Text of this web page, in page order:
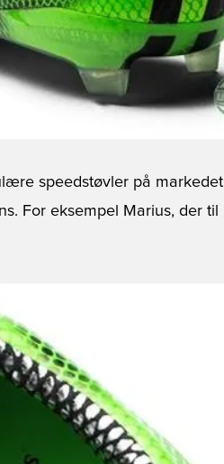
speedstøvler på markedet
For eksempel Marius, der til